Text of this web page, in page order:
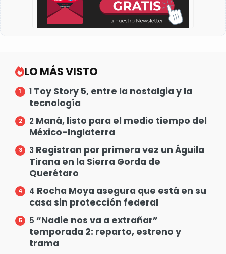
LO MÁS VISTO
1 Toy Story 5, entre la nostalgia y la
tecnología
2 Maná, listo para el medio tiempo del
México-Inglaterra
3 Registran por primera vez un Águila
Tirana en la Sierra Gorda de
Querétaro
4 Rocha Moya asegura que está en su
casa sin protección federal
5 “Nadie nos va a extrañar”
temporada 2: reparto, estreno y
trama